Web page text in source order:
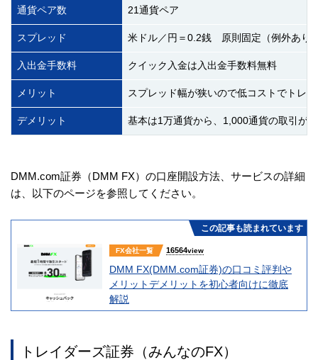
通貨ペア数 21通貨ペア
スプレッド 米ドル／円＝0.2銭 原則固定（例外あり
入出金手数料 クイック入金は入出金手数料無料
メリット スプレッド幅が狭いので低コストでトレ
デメリット 基本は1万通貨から、1,000通貨の取引が
DMM.com証券（DMM FX）の口座開設方法、サービスの詳細
は、以下のページを参照してください。
この記事も読まれています
FX会社一覧 16564view
DMM FX(DMM.com証券)の口コミ評判や
メリットデメリットを初心者向けに徹底
解説
トレイダーズ証券（みんなのFX）